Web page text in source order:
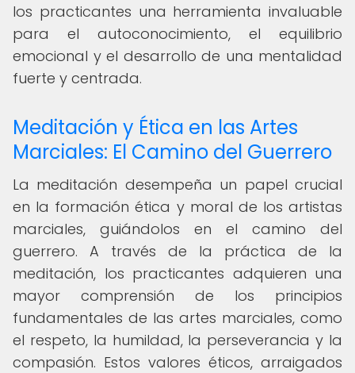
los practicantes una herramienta invaluable
para el autoconocimiento, el equilibrio
emocional y el desarrollo de una mentalidad
fuerte y centrada.
Meditación y Ética en las Artes
Marciales: El Camino del Guerrero
La meditación desempeña un papel crucial
en la formación ética y moral de los artistas
marciales, guiándolos en el camino del
guerrero. A través de la práctica de la
meditación, los practicantes adquieren una
mayor comprensión de los principios
fundamentales de las artes marciales, como
el respeto, la humildad, la perseverancia y la
compasión. Estos valores éticos, arraigados